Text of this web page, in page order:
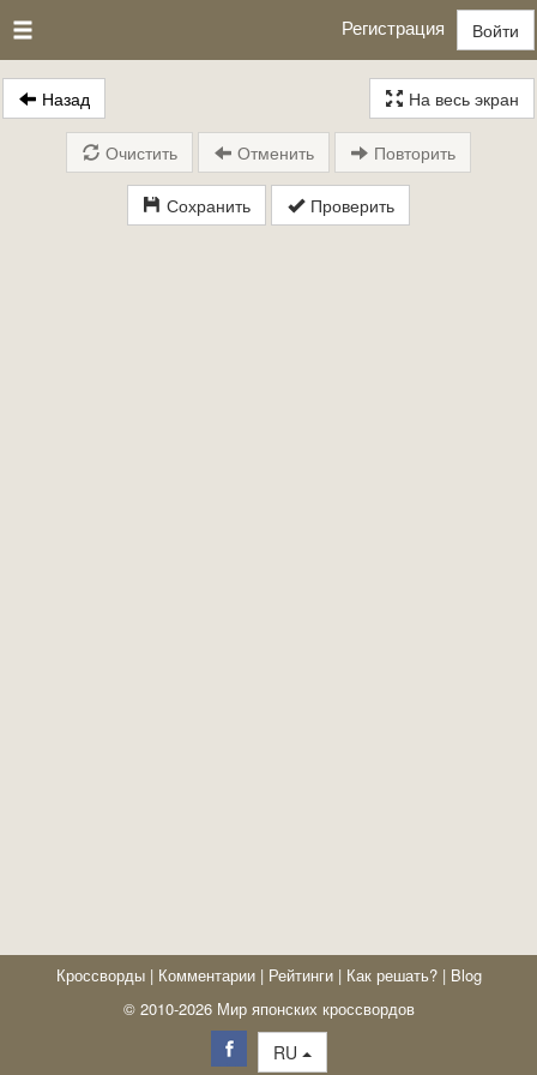
Регистрация Войти
Назад На весь экран
Сохранить Проверить
Очистить Отменить Повторить
Кроссворды | Комментарии | Рейтинги | Как решать? | Blog
© 2010-2026 Мир японских кроссвордов
RU